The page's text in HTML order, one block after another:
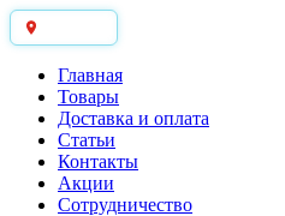
Главная
Товары
Доставка и оплата
Статьи
Контакты
Акции
Сотрудничество